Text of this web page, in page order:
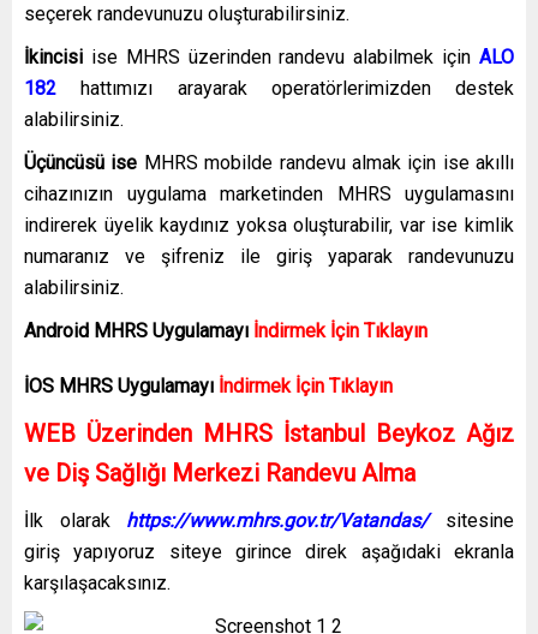
seçerek randevunuzu oluşturabilirsiniz.
İkincisi ise MHRS üzerinden randevu alabilmek için ALO
182 hattımızı arayarak operatörlerimizden destek
alabilirsiniz.
Üçüncüsü ise MHRS mobilde randevu almak için ise akıllı
cihazınızın uygulama marketinden MHRS uygulamasını
indirerek üyelik kaydınız yoksa oluşturabilir, var ise kimlik
numaranız ve şifreniz ile giriş yaparak randevunuzu
alabilirsiniz.
Android MHRS Uygulamayı İndirmek İçin Tıklayın
İOS MHRS Uygulamayı İndirmek İçin Tıklayın
WEB Üzerinden MHRS İstanbul Beykoz Ağız
ve Diş Sağlığı Merkezi Randevu Alma
İlk olarak https://www.mhrs.gov.tr/Vatandas/ sitesine
giriş yapıyoruz siteye girince direk aşağıdaki ekranla
karşılaşacaksınız.